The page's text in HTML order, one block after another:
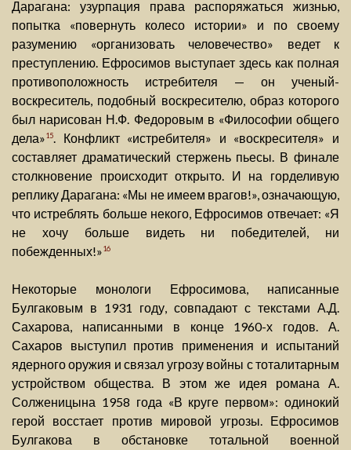
Дарагана: узурпация права распоряжаться жизнью,
попытка «повернуть колесо истории» и по своему
разумению «организовать человечество» ведет к
преступлению. Ефросимов выступает здесь как полная
противоположность истребителя — он ученый-
воскреситель, подобный воскресителю, образ которого
был нарисован Н.Ф. Федоровым в «Философии общего
дела»15. Конфликт «истребителя» и «воскресителя» и
составляет драматический стержень пьесы. В финале
столкновение происходит открыто. И на горделивую
реплику Дарагана: «Мы не имеем врагов!», означающую,
что истреблять больше некого, Ефросимов отвечает: «Я
не хочу больше видеть ни победителей, ни
побежденных!»16
Некоторые монологи Ефросимова, написанные
Булгаковым в 1931 году, совпадают с текстами А.Д.
Сахарова, написанными в конце 1960-х годов. А.
Сахаров выступил против применения и испытаний
ядерного оружия и связал угрозу войны с тоталитарным
устройством общества. В этом же идея романа А.
Солженицына 1958 года «В круге первом»: одинокий
герой восстает против мировой угрозы. Ефросимов
Булгакова в обстановке тотальной военной